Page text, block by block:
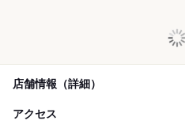
店舗情報（詳細）
アクセス